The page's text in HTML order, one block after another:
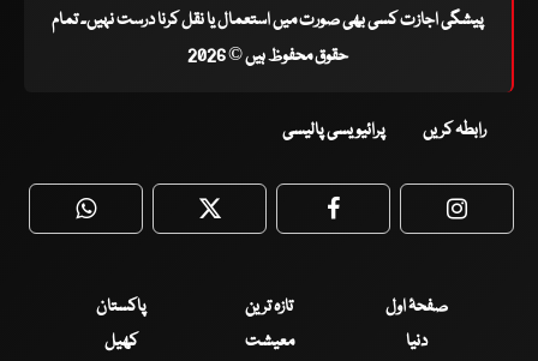
پیشگی اجازت کسی بھی صورت میں استعمال یا نقل کرنا درست نہیں۔ تمام
حقوق محفوظ ہیں © 2026
رابطہ کریں پرائیویسی پالیسی
WhatsApp Twitter Facebook
صفحۂ اول تازہ ترین
پاکستان
دنیا
معیشت کھیل